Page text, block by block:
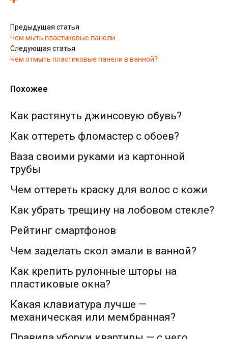
Предыдущая статья
Чем мыть пластиковые панели
Следующая статья
Чем отмыть пластиковые панели в ванной?
Похожее
Как растянуть джинсовую обувь?
Как оттереть фломастер с обоев?
Ваза своими руками из картонной
трубы
Чем оттереть краску для волос с кожи
Как убрать трещину на лобовом стекле?
Рейтинг смартфонов
Чем заделать скол эмали в ванной?
Как крепить рулонные шторы на
пластиковые окна?
Какая клавиатура лучше —
механическая или мембранная?